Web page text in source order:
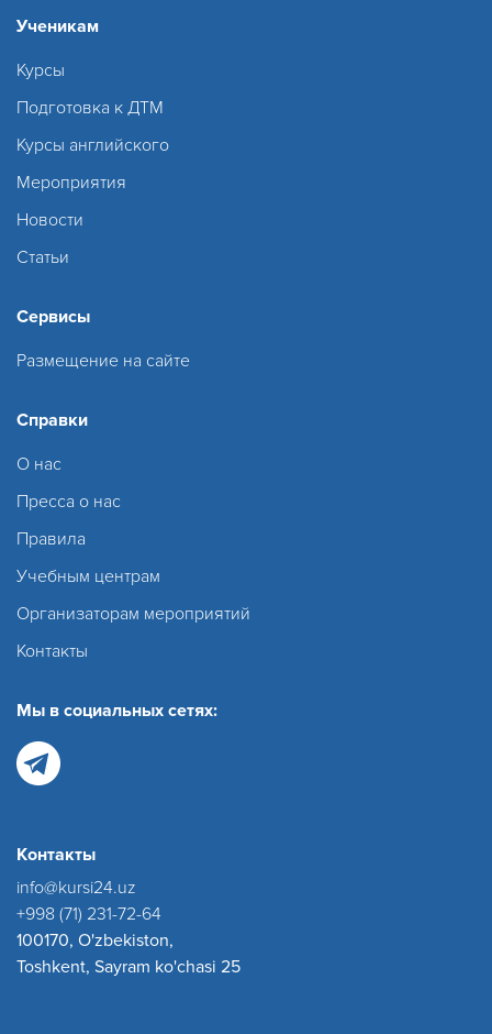
Ученикам
Курсы
Подготовка к ДТМ
Курсы английского
Мероприятия
Новости
Статьи
Сервисы
Размещение на сайте
Справки
О нас
Пресса о нас
Правила
Учебным центрам
Организаторам мероприятий
Контакты
Мы в социальных сетях:
Контакты
info@kursi24.uz
+998 (71) 231-72-64
100170, O'zbekiston,
Toshkent, Sayram ko'chasi 25